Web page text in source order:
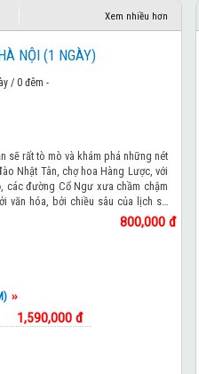
SEOUL – NAMI– HÀ NỘI
Xem nhiều hơn
NỘI (1 NGÀY)
/ 0 đêm -
sẽ rất tò mò và khám phá những nét
Nhật Tân, chợ hoa Hàng Lược, với
các đường Cổ Ngư xưa chầm chậm
văn hóa, bởi chiều sâu của lịch sử
ra đã yêu Hà Nội từ bao giờ mà
800,000 đ
1,590,000 đ